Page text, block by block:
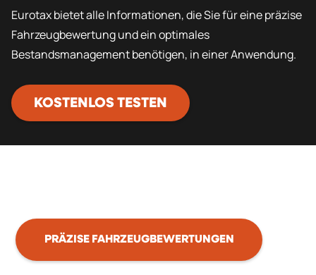
Eurotax bietet alle Informationen, die Sie für eine präzise
Fahrzeugbewertung und ein optimales
Bestandsmanagement benötigen, in einer Anwendung.
KOSTENLOS TESTEN
PRÄZISE FAHRZEUGBEWERTUNGEN